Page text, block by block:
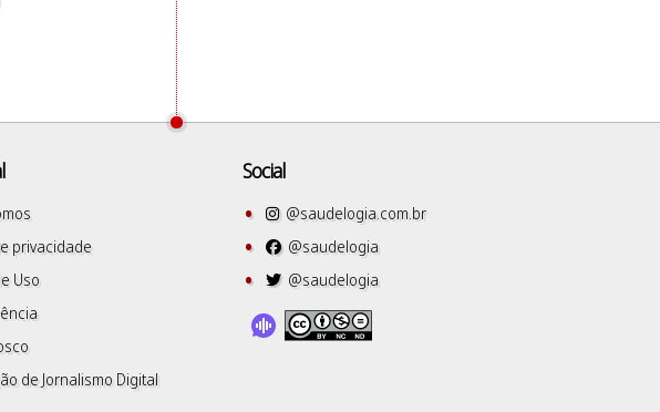
privacidade
Uso
de Jornalismo Digital
Social
@saudelogia.com.br
@saudelogia
@saudelogia